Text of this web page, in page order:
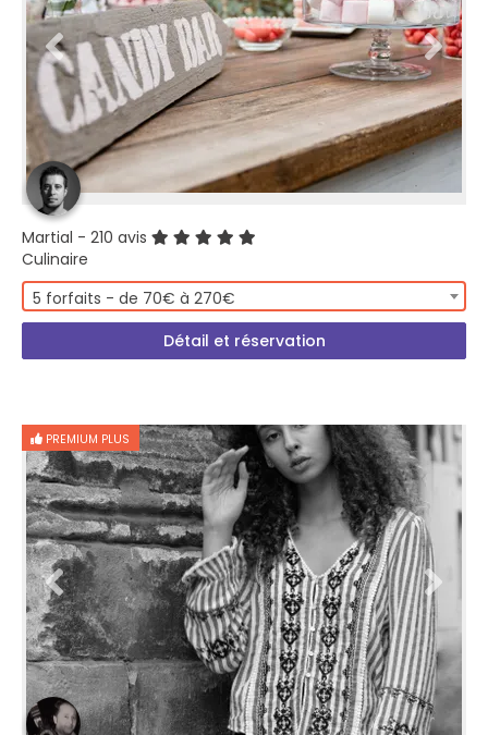
Martial - 210 avis
Culinaire
5 forfaits - de 70€ à 270€
Détail et réservation
PREMIUM PLUS